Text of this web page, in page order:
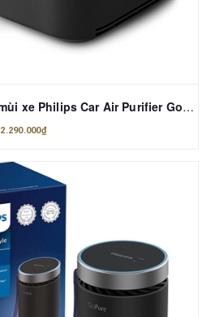
Máy lọc không khí khử mùi xe Philips Car Air Purifier GoPure 5212
2.290.000₫